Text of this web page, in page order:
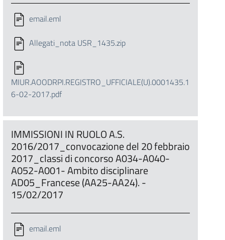
email.eml
Allegati_nota USR_1435.zip
MIUR.AOODRPI.REGISTRO_UFFICIALE(U).0001435.1
6-02-2017.pdf
IMMISSIONI IN RUOLO A.S.
2016/2017_convocazione del 20 febbraio
2017_classi di concorso A034-A040-
A052-A001- Ambito disciplinare
AD05_Francese (AA25-AA24). -
15/02/2017
email.eml